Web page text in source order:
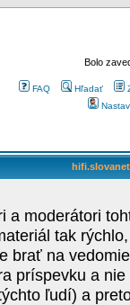
Bolo
FAQ Hľadať
a moderátori
tak
brať na
príspevku a
ľudí) a